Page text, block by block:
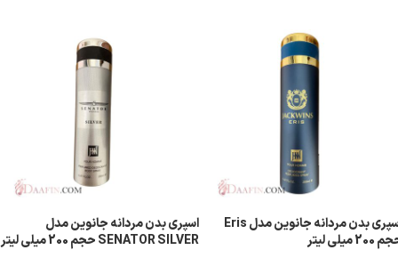
حجم ۲۰۰ میلی‌لیتر، اقتصادی و
شدن سریع روی پوست
استفاده بعد از حمام و قبل از
مناسب به‌عنوان اسپری بدن
پخش بوی مناسب برای مصرف روزمره
گزینه‌ای مقرون‌به‌صرفه نسبت به عطر
مناسب آقایان جوان و سبک زندگی
اسپری بدن مردانه جانوین مدل Eris
میلی لیتر
اسپری بدن مردانه جانوین مدل
SENATOR SILVER حجم 200 میلی لیتر